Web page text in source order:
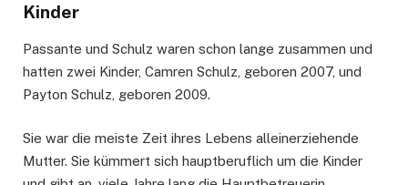
Kinder
Passante und Schulz waren schon lange zusammen und
hatten zwei Kinder, Camren Schulz, geboren 2007, und
Payton Schulz, geboren 2009.
Sie war die meiste Zeit ihres Lebens alleinerziehende
Mutter. Sie kümmert sich hauptberuflich um die Kinder